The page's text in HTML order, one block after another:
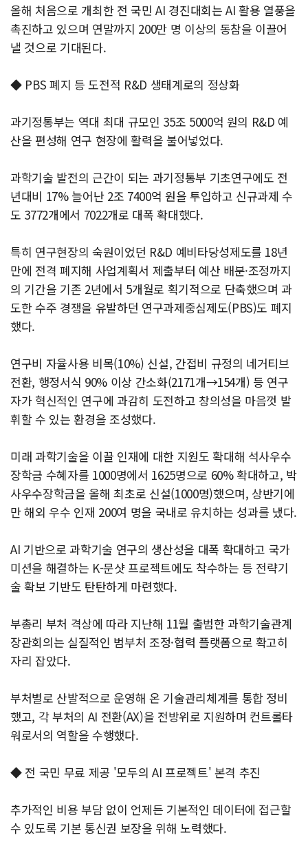
올해 처음으로 개최한 전 국민 AI 경진대회는 AI 활용 열풍을
촉진하고 있으며 연말까지 200만 명 이상의 동참을 이끌어
낼 것으로 기대된다.
◆ PBS 폐지 등 도전적 R&D 생태계로의 정상화
과기정통부는 역대 최대 규모인 35조 5000억 원의 R&D 예
산을 편성해 연구 현장에 활력을 불어넣었다.
과학기술 발전의 근간이 되는 과기정통부 기초연구에도 전
년대비 17% 늘어난 2조 7400억 원을 투입하고 신규과제 수
도 3772개에서 7022개로 대폭 확대했다.
특히 연구현장의 숙원이었던 R&D 예비타당성제도를 18년
만에 전격 폐지해 사업계획서 제출부터 예산 배분·조정까지
의 기간을 기존 2년에서 5개월로 획기적으로 단축했으며 과
도한 수주 경쟁을 유발하던 연구과제중심제도(PBS)도 폐지
했다.
연구비 자율사용 비목(10%) 신설, 간접비 규정의 네거티브
전환, 행정서식 90% 이상 간소화(2171개→154개) 등 연구
자가 혁신적인 연구에 과감히 도전하고 창의성을 마음껏 발
휘할 수 있는 환경을 조성했다.
미래 과학기술을 이끌 인재에 대한 지원도 확대해 석사우수
장학금 수혜자를 1000명에서 1625명으로 60% 확대하고, 박
사우수장학금을 올해 최초로 신설(1000명)했으며, 상반기에
만 해외 우수 인재 200여 명을 국내로 유치하는 성과를 냈다.
AI 기반으로 과학기술 연구의 생산성을 대폭 확대하고 국가
미션을 해결하는 K-문샷 프로젝트에도 착수하는 등 전략기
술 확보 기반도 탄탄하게 마련했다.
부총리 부처 격상에 따라 지난해 11월 출범한 과학기술관계
장관회의는 실질적인 범부처 조정·협력 플랫폼으로 확고히
자리 잡았다.
부처별로 산발적으로 운영해 온 기술관리체계를 통합 정비
했고, 각 부처의 AI 전환(AX)을 전방위로 지원하며 컨트롤타
워로서의 역할을 수행했다.
◆ 전 국민 무료 제공 '모두의 AI 프로젝트' 본격 추진
추가적인 비용 부담 없이 언제든 기본적인 데이터에 접근할
수 있도록 기본 통신권 보장을 위해 노력했다.